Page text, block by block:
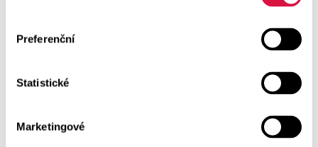
Preferenční
Statistické
Marketingové